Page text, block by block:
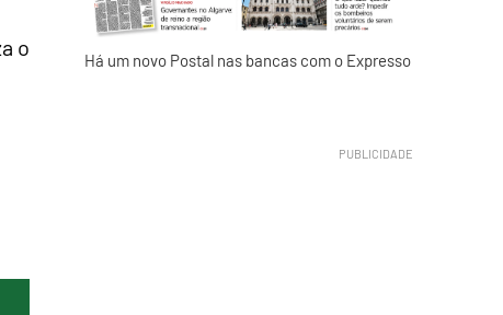
o
Há um novo Postal nas bancas com o Expresso